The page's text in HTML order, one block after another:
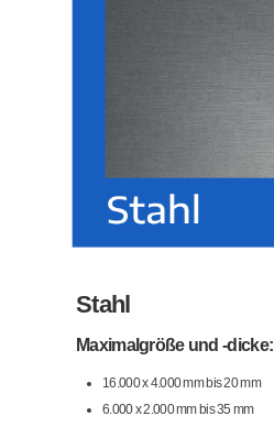
Stahl
Maximalgröße und -dicke:
16.000 x 4.000 mm bis 20 mm
6.000 x 2.000 mm bis 35 mm